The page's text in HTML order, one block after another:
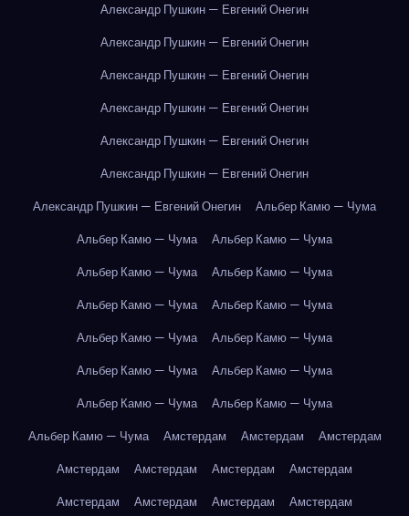
Александр Пушкин — Евгений Онегин
Александр Пушкин — Евгений Онегин
Александр Пушкин — Евгений Онегин
Александр Пушкин — Евгений Онегин
Александр Пушкин — Евгений Онегин
Александр Пушкин — Евгений Онегин
Александр Пушкин — Евгений Онегин
Альбер Камю — Чума
Альбер Камю — Чума
Альбер Камю — Чума
Альбер Камю — Чума
Альбер Камю — Чума
Альбер Камю — Чума
Альбер Камю — Чума
Альбер Камю — Чума
Альбер Камю — Чума
Альбер Камю — Чума
Альбер Камю — Чума
Альбер Камю — Чума
Альбер Камю — Чума
Альбер Камю — Чума
Амстердам Амстердам
Амстердам
Амстердам
Амстердам Амстердам
Амстердам
Амстердам
Амстердам Амстердам
Амстердам